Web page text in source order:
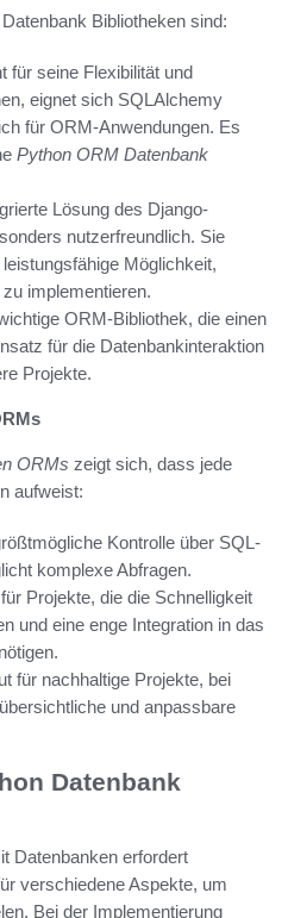
Bibliotheken sind:
für seine Flexibilität und
eignet sich SQLAlchemy
für ORM-Anwendungen. Es
Python ORM Datenbank
Lösung des Django-
nutzerfreundlich. Sie
Möglichkeit,
implementieren.
ORM-Bibliothek, die einen
für die Datenbankinteraktion
Projekte.
ORMs zeigt sich, dass jede
aufweist:
Kontrolle über SQL-
komplexe Abfragen.
Projekte, die die Schnelligkeit
und eine enge Integration in das
für nachhaltige Projekte, bei
und anpassbare
Datenbank
Datenbanken erfordert
verschiedene Aspekte, um
Bei der Implementierung